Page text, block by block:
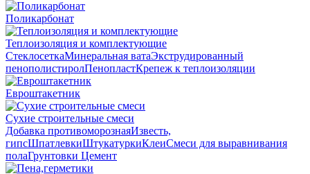
Поликарбонат
Теплоизоляция и комплектующие
СтеклосеткаМинеральная ватаЭкструдированный
пенополистиролПенопластКрепеж к теплоизоляции
Евроштакетник
Сухие строительные смеси
Добавка противоморознаяИзвесть,
гипсШпатлевкиШтукатуркиКлеиСмеси для выравнивания
полаГрунтовки Цемент